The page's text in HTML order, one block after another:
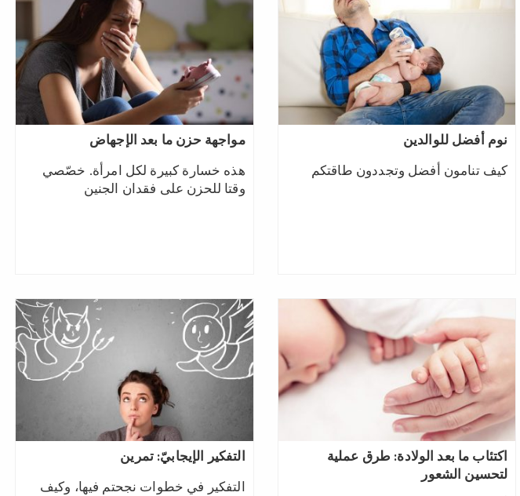
نوم أفضل للوالدين
كيف تنامون أفضل وتجددون طاقتكم
مواجهة حزن ما بعد الإجهاض
هذه خسارة كبيرة لكل امرأة.‎ ‎خصّصي
وقتا للحزن على فقدان الجنين
اكتئاب ما بعد الولادة: طرق عملية
لتحسين الشعور
التفكير الإيجابيّ: تمرين
التفكير في خطوات نجحتم فيها، وكيف